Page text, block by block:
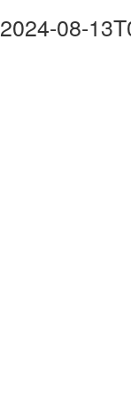
2024-08-